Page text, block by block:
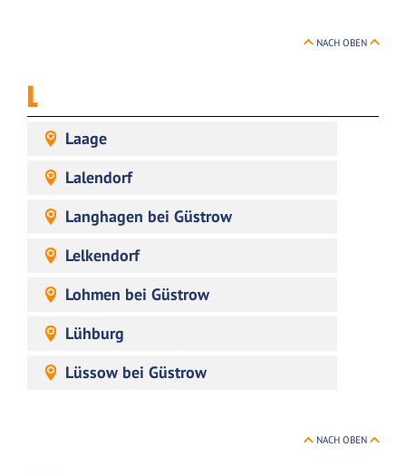
NACH OBEN
L
Laage
Lalendorf
Langhagen bei Güstrow
Lelkendorf
Lohmen bei Güstrow
Lühburg
Lüssow bei Güstrow
NACH OBEN